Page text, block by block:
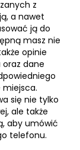
z
a nawet
ją do
masz nie
opinie
dane
miejsca.
się nie tylko
ale także
aby umówić
telefonu.